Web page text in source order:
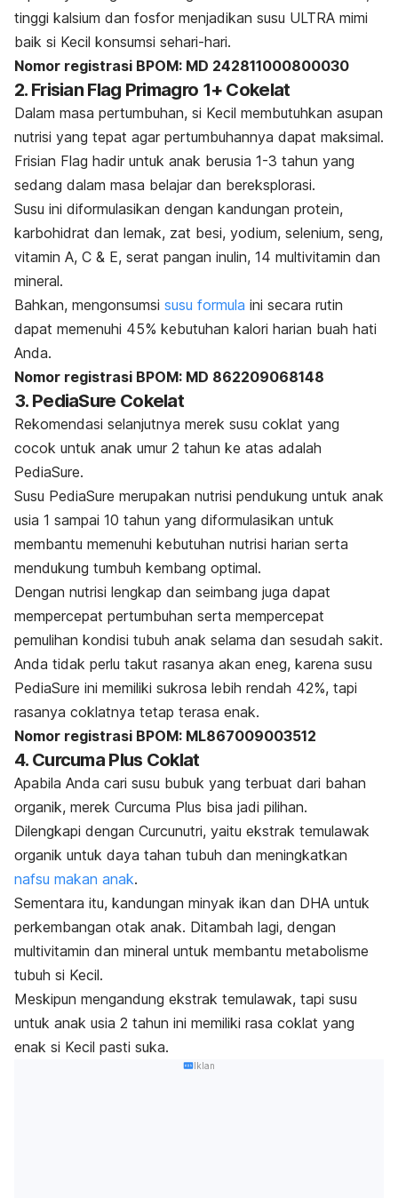
tinggi kalsium dan fosfor menjadikan susu ULTRA mimi
baik si Kecil konsumsi sehari-hari.
Nomor registrasi BPOM: MD 242811000800030
2. Frisian Flag Primagro 1+ Cokelat
Dalam masa pertumbuhan, si Kecil membutuhkan asupan
nutrisi yang tepat agar pertumbuhannya dapat maksimal.
Frisian Flag hadir untuk anak berusia 1-3 tahun yang
sedang dalam masa belajar dan bereksplorasi.
Susu ini diformulasikan dengan kandungan protein,
karbohidrat dan lemak, zat besi, yodium, selenium, seng,
vitamin A, C & E, serat pangan inulin, 14 multivitamin dan
mineral.
Bahkan, mengonsumsi susu formula ini secara rutin
dapat memenuhi 45% kebutuhan kalori harian buah hati
Anda.
Nomor registrasi BPOM: MD 862209068148
3. PediaSure Cokelat
Rekomendasi selanjutnya merek susu coklat yang
cocok untuk anak umur 2 tahun ke atas adalah
PediaSure.
Susu PediaSure merupakan nutrisi pendukung untuk anak
usia 1 sampai 10 tahun yang diformulasikan untuk
membantu memenuhi kebutuhan nutrisi harian serta
mendukung tumbuh kembang optimal.
Dengan nutrisi lengkap dan seimbang juga dapat
mempercepat pertumbuhan serta mempercepat
pemulihan kondisi tubuh anak selama dan sesudah sakit.
Anda tidak perlu takut rasanya akan eneg, karena susu
PediaSure ini memiliki sukrosa lebih rendah 42%, tapi
rasanya coklatnya tetap terasa enak.
Nomor registrasi BPOM: ML867009003512
4. Curcuma Plus Coklat
Apabila Anda cari susu bubuk yang terbuat dari bahan
organik, merek Curcuma Plus bisa jadi pilihan.
Dilengkapi dengan Curcunutri, yaitu ekstrak temulawak
organik untuk daya tahan tubuh dan meningkatkan
nafsu makan anak.
Sementara itu, kandungan minyak ikan dan DHA untuk
perkembangan otak anak. Ditambah lagi, dengan
multivitamin dan mineral untuk membantu metabolisme
tubuh si Kecil.
Meskipun mengandung ekstrak temulawak, tapi susu
untuk anak usia 2 tahun ini memiliki rasa coklat yang
enak si Kecil pasti suka.
Iklan